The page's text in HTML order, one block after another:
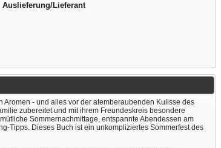
Lieferant
- und alles vor der atemberaubenden Kulisse des
zubereitet und mit ihrem Freundeskreis besondere
Sommernachmittage, entspannte Abendessen am
Tipps. Dieses Buch ist ein unkompliziertes Sommerfest des